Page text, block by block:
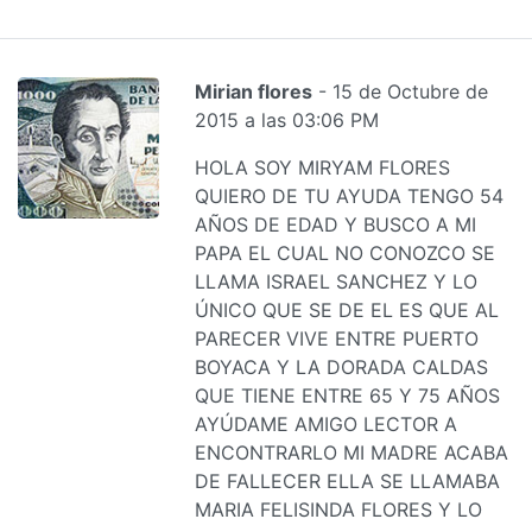
Mirian flores - 15 de Octubre de
2015 a las 03:06 PM
HOLA SOY MIRYAM FLORES
QUIERO DE TU AYUDA TENGO 54
AÑOS DE EDAD Y BUSCO A MI
PAPA EL CUAL NO CONOZCO SE
LLAMA ISRAEL SANCHEZ Y LO
ÚNICO QUE SE DE EL ES QUE AL
PARECER VIVE ENTRE PUERTO
BOYACA Y LA DORADA CALDAS
QUE TIENE ENTRE 65 Y 75 AÑOS
AYÚDAME AMIGO LECTOR A
ENCONTRARLO MI MADRE ACABA
DE FALLECER ELLA SE LLAMABA
MARIA FELISINDA FLORES Y LO